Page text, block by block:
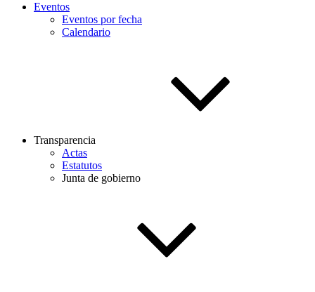
Eventos
Eventos por fecha
Calendario
Transparencia
Actas
Estatutos
Junta de gobierno